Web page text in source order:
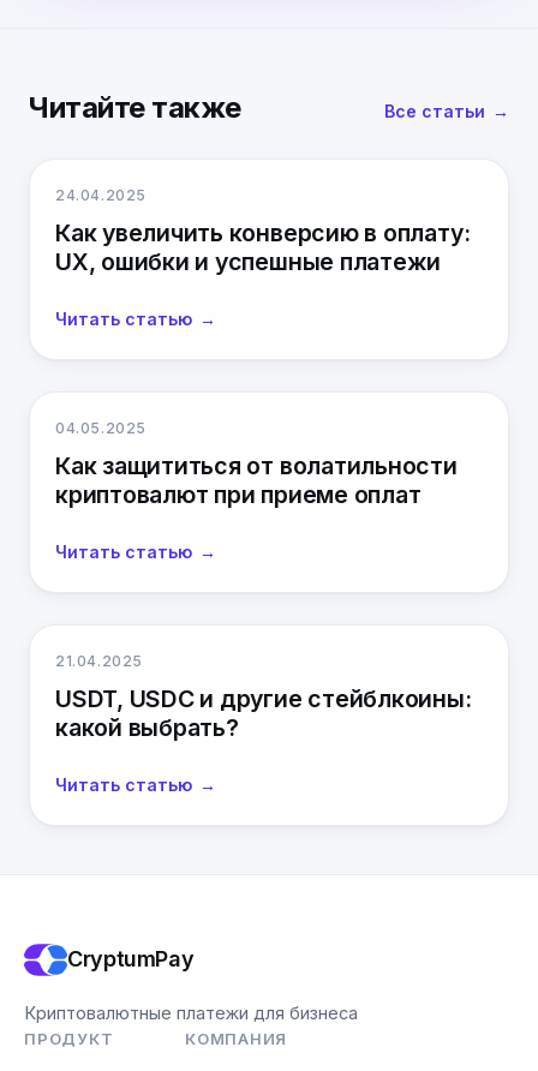
Читайте также Все статьи
24.04.2025
Как увеличить конверсию в оплату:
UX, ошибки и успешные платежи
Читать статью
04.05.2025
Как защититься от волатильности
криптовалют при приеме оплат
Читать статью
21.04.2025
USDT, USDC и другие стейблкоины:
какой выбрать?
Читать статью
CryptumPay
Криптовалютные платежи для бизнеса
ПРОДУКТ КОМПАНИЯ